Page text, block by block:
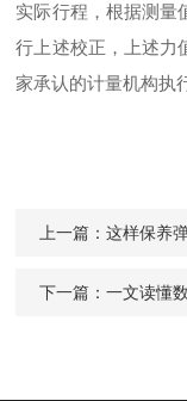
实际行程，根据测量
行上述校正，上述力
家承认的计量机构执
上一篇：这样保养
下一篇：一文读懂